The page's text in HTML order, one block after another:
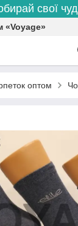
свої
«Voyage»
оптом